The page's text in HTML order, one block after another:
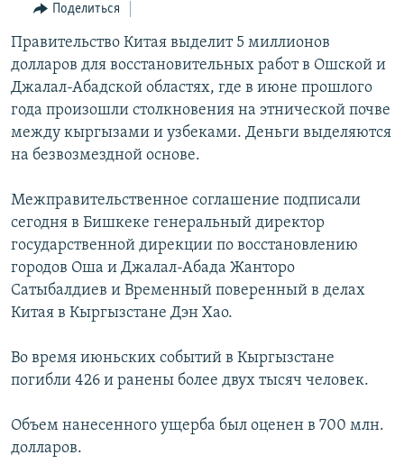
навигации
Вернутся
поиску
ТАДЖИКИСТАН
ҚАЗАҚША
КЫРГЫЗЧА
ЎЗБЕКЧА
ТОҶИКӢ
TÜRKMENÇE
Все сайты РСЕ/РС
Поделиться
Правительство Китая выделит 5 миллионов
долларов для восстановительных работ в Ошской и
Джалал-Абадской областях, где в июне прошлого
года произошли столкновения на этнической почве
между кыргызами и узбеками. Деньги выделяются
на безвозмездной основе.
Межправительственное соглашение подписали
сегодня в Бишкеке генеральный директор
государственной дирекции по восстановлению
городов Оша и Джалал-Абада Жанторо
Сатыбалдиев и Временный поверенный в делах
Китая в Кыргызстане Дэн Хао.
Во время июньских событий в Кыргызстане
погибли 426 и ранены более двух тысяч человек.
Объем нанесенного ущерба был оценен в 700 млн.
долларов.